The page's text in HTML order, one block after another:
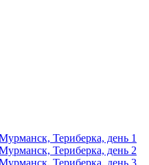
Териберка, день 1
Териберка, день 2
Териберка, день 3